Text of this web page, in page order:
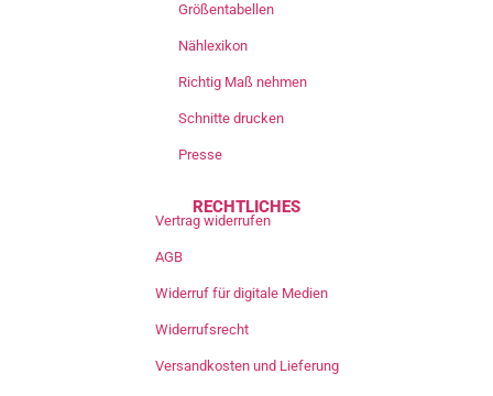
Größentabellen
Nählexikon
Richtig Maß nehmen
Schnitte drucken
Presse
RECHTLICHES
Vertrag widerrufen
AGB
Widerruf für digitale Medien
Widerrufsrecht
Versandkosten und Lieferung